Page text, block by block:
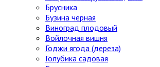
Брусника
Бузина черная
Виноград плодовый
Войлочная вишня
Годжи ягода (дереза)
Голубика садовая